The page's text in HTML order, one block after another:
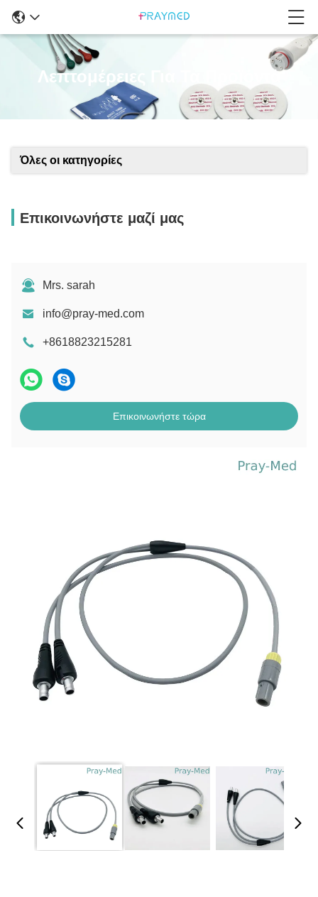
Λεπτομέρειες Για Τα Προϊόντα
Όλες οι κατηγορίες
Επικοινωνήστε μαζί μας
Mrs. sarah
info@pray-med.com
+8618823215281
Επικοινωνήστε τώρα